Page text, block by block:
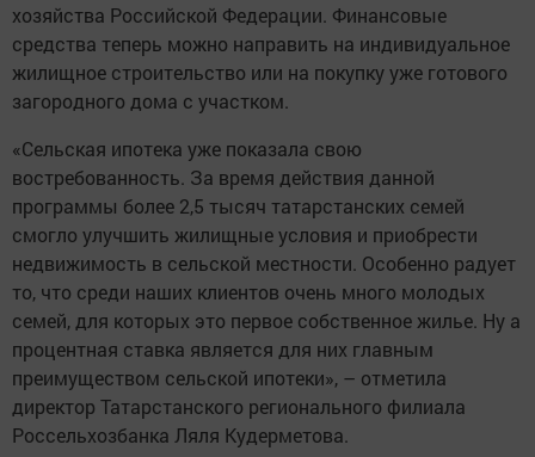
хозяйства Российской Федерации. Финансовые
средства теперь можно направить на индивидуальное
жилищное строительство или на покупку уже готового
загородного дома с участком.
«Сельская ипотека уже показала свою
востребованность. За время действия данной
программы более 2,5 тысяч татарстанских семей
смогло улучшить жилищные условия и приобрести
недвижимость в сельской местности. Особенно радует
то, что среди наших клиентов очень много молодых
семей, для которых это первое собственное жилье. Ну а
процентная ставка является для них главным
преимуществом сельской ипотеки», – отметила
директор Татарстанского регионального филиала
Россельхозбанка Ляля Кудерметова.